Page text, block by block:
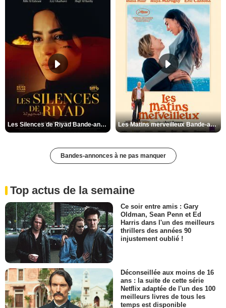
Les Silences de Riyad Bande-annonce VO STFR Les Matins merveilleux Bande-annonce VF
Bandes-annonces à ne pas manquer
Top actus de la semaine
Ce soir entre amis : Gary
Oldman, Sean Penn et Ed
Harris dans l'un des meilleurs
thrillers des années 90
injustement oublié !
Déconseillée aux moins de 16
ans : la suite de cette série
Netflix adaptée de l'un des 100
meilleurs livres de tous les
temps est disponible